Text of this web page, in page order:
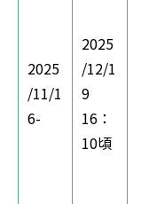
2025
/11/1
6-
2025
/12/1
9
16：
10頃